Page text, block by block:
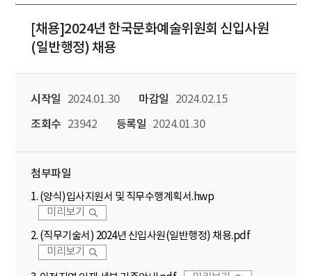
[채용]2024년 한국문화예술위원회 신입사원
(일반행정) 채용
시작일 2024.01.30 마감일
2024.02.15
조회수
23942 등록일 2024.01.30
첨부파일
1. (양식)입사지원서 및 직무수행계획서.hwp
미리보기
2. (직무기술서) 2024년 신입사원(일반행정) 채용.pdf
미리보기